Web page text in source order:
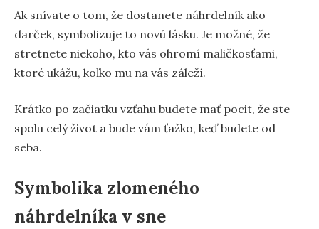
Ak snívate o tom, že dostanete náhrdelník ako
darček, symbolizuje to novú lásku. Je možné, že
stretnete niekoho, kto vás ohromí maličkosťami,
ktoré ukážu, koľko mu na vás záleží.
Krátko po začiatku vzťahu budete mať pocit, že ste
spolu celý život a bude vám ťažko, keď budete od
seba.
Symbolika zlomeného
náhrdelníka v sne